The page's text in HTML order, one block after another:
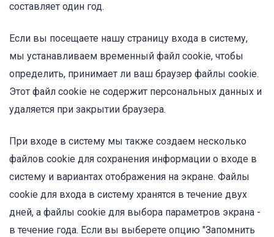
составляет один год.
Если вы посещаете нашу страницу входа в систему,
мы устанавливаем временный файл cookie, чтобы
определить, принимает ли ваш браузер файлы cookie.
Этот файл cookie не содержит персональных данных и
удаляется при закрытии браузера.
При входе в систему мы также создаем несколько
файлов cookie для сохранения информации о входе в
систему и вариантах отображения на экране. Файлы
cookie для входа в систему хранятся в течение двух
дней, а файлы cookie для выбора параметров экрана -
в течение года. Если вы выберете опцию "Запомнить